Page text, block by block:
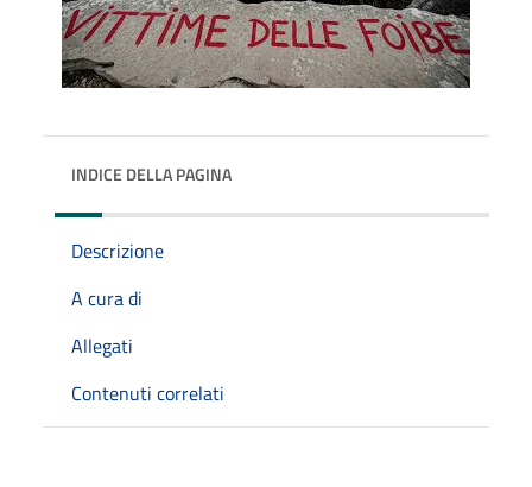
INDICE DELLA PAGINA
Descrizione
A cura di
Allegati
Contenuti correlati